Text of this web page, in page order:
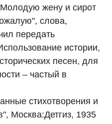
жену и сирот
слова,
передать
истории,
песен, для
– частый в
стихотворения и
Москва:Детгиз, 1935